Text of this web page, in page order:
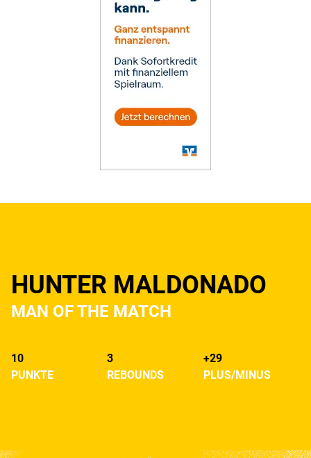
HUNTER MALDONADO
MAN OF THE MATCH
10
PUNKTE
3
REBOUNDS
+29
PLUS/MINUS